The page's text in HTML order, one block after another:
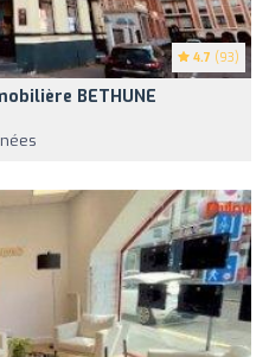
4.7 (93)
BETHUNE